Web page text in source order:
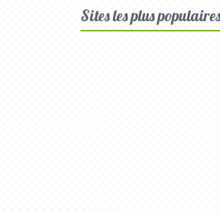
Sites les plus